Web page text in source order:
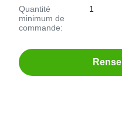
Quantité
minimum de
commande:
1